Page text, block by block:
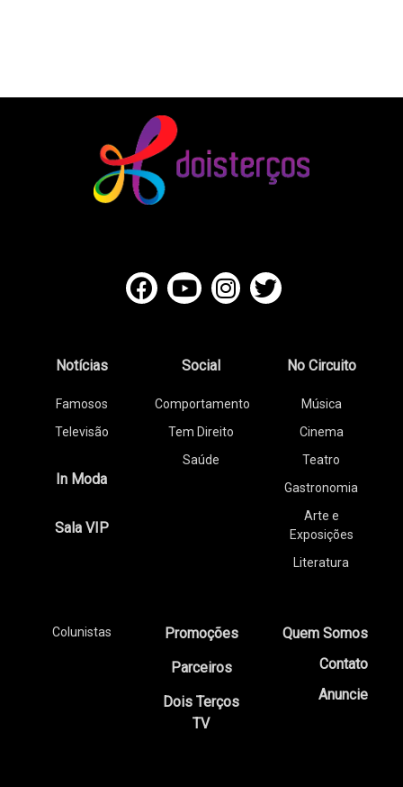
Notícias
Famosos
Televisão
In Moda
Sala VIP
Social
Comportamento
Tem Direito
Saúde
No Circuito
Música
Cinema
Teatro
Gastronomia
Arte e
Exposições
Literatura
Colunistas
Promoções
Parceiros
Dois Terços
TV
Quem Somos
Contato
Anuncie